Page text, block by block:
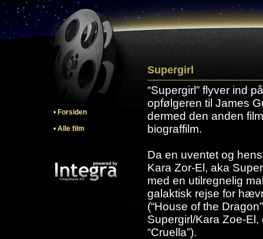
• Forsiden
• Alle film
Supergirl
“Supergirl” flyver ind
opfølgeren til James
dermed den anden
biograffilm.
Da en uventet og
Kara Zor-El, aka
med en utilregnelig
galaktisk rejse for
(“House of the
Supergirl/Kara Zoe-El,
“Cruella”).